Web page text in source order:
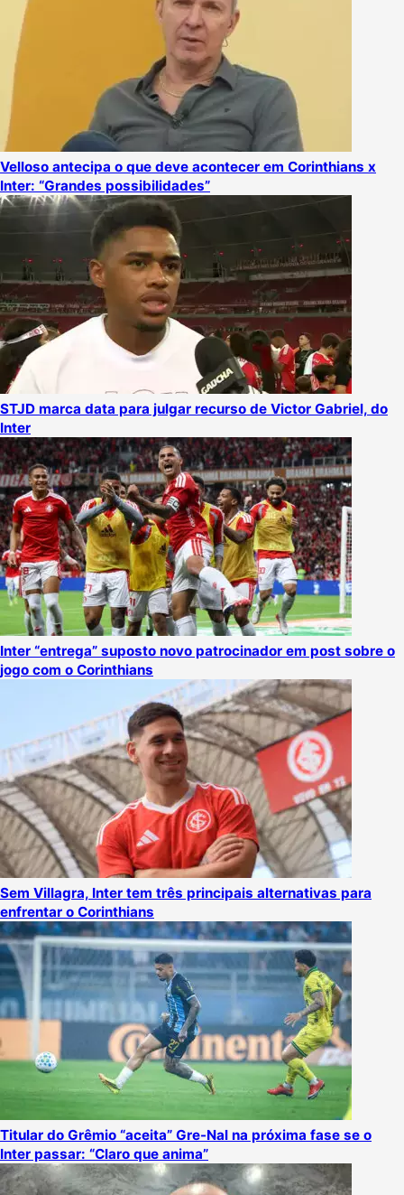
Velloso antecipa o que deve acontecer em Corinthians x
Inter: “Grandes possibilidades”
STJD marca data para julgar recurso de Victor Gabriel, do
Inter
Inter “entrega” suposto novo patrocinador em post sobre o
jogo com o Corinthians
Sem Villagra, Inter tem três principais alternativas para
enfrentar o Corinthians
Titular do Grêmio “aceita” Gre-Nal na próxima fase se o
Inter passar: “Claro que anima”